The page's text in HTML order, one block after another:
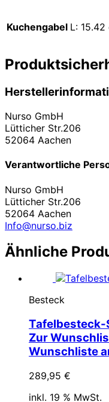
Kuchengabel L: 15.42
Nurso GmbH
Lütticher Str.206
52064 Aachen
Verantwortliche
Nurso GmbH
Lütticher Str.206
52064 Aachen
Info@nurso.biz
Ähnliche
Besteck
Tafelbesteck-
Zur
Wunschliste
289,95 €
inkl. 19 % MwSt.